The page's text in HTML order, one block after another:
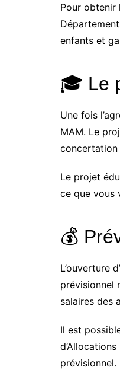
Pour obtenir
enfants et
🎓 Le
Une fois
MAM. Le
concertation
Le projet
ce que vous
💰
L’ouverture
prévisionnel
salaires des
Il est
prévisionnel.